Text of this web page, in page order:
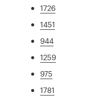
1726
1451
944
1259
975
1781